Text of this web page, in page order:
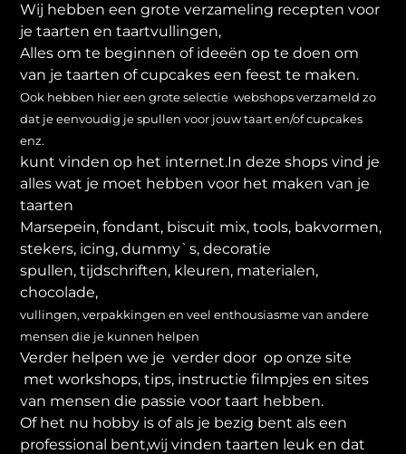
Wij hebben een grote verzameling recepten voor
je taarten en taartvullingen,
Alles om te beginnen of ideeën op te doen om
van je taarten of cupcakes een feest te maken.
Ook hebben hier een grote selectie webshops verzameld zo
dat je eenvoudig je spullen voor jouw taart en/of cupcakes
enz.
kunt vinden op het internet.In deze shops vind je
alles wat je moet hebben voor het maken van je
taarten
Marsepein, fondant, biscuit mix, tools, bakvormen,
stekers, icing, dummy`s, decoratie
spullen, tijdschriften, kleuren, materialen,
chocolade,
vullingen, verpakkingen en veel enthousiasme van andere
mensen die je kunnen helpen
Verder helpen we je verder door op onze site
met workshops, tips, instructie filmpjes en sites
van mensen die passie voor taart hebben.
Of het nu hobby is of als je bezig bent als een
professional bent,wij vinden taarten leuk en dat